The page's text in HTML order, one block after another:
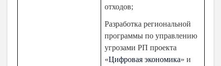
отходов;
Разработка региональной
программы по управлению
угрозами РП проекта
«Цифровая экономика» и